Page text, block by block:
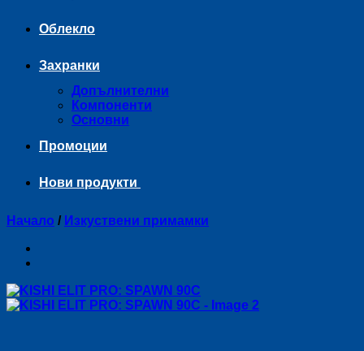
Облекло
Захранки
Допълнителни
Компоненти
Основни
Промоции
Нови продукти
Начало / Изкуствени примамки